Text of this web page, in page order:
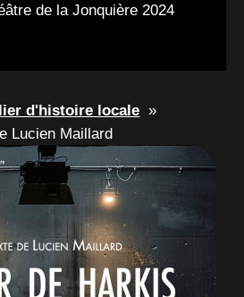
de la Jonquière 2024
d'histoire locale »
Lucien Maillard